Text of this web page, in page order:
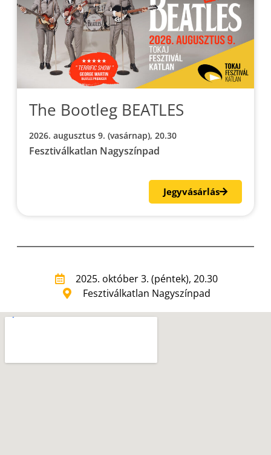
The Bootleg BEATLES
2026. augusztus 9. (vasárnap), 20.30
Fesztiválkatlan Nagyszínpad
Jegyvásárlás
2025. október 3. (péntek), 20.30
Fesztiválkatlan Nagyszínpad